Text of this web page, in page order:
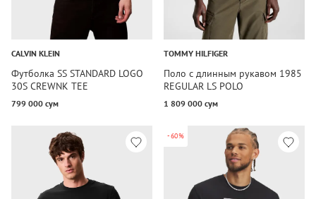
CALVIN KLEIN
Футболка SS STANDARD LOGO
30S CREWNK TEE
799 000 сум
TOMMY HILFIGER
Поло с длинным рукавом 1985
REGULAR LS POLO
1 809 000 сум
-60%